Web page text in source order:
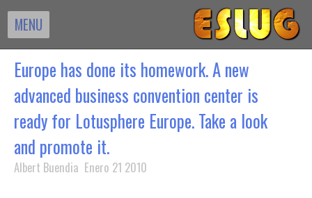
MENU
Europe has done its homework. A new
advanced business convention center is
ready for Lotusphere Europe. Take a look
and promote it.
Albert Buendia Enero 21 2010